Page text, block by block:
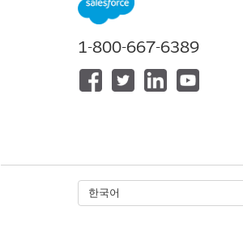
사전
예약
데 도
사전
사전
사전
통합
1-800-667-6389
한국어